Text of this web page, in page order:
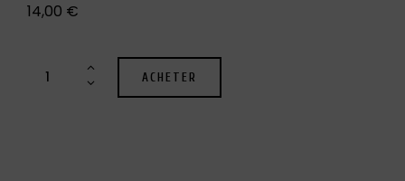
14,00 €
ACHETER